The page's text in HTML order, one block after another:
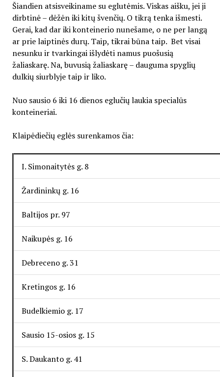
Šiandien atsisveikiname su eglutėmis. Viskas aišku, jei ji
dirbtinė – dėžėn iki kitų švenčių. O tikrą tenka išmesti.
Gerai, kad dar iki konteinerio nunešame, o ne per langą
ar prie laiptinės durų. Taip, tikrai būna taip. Bet visai
nesunku ir tvarkingai išlydėti namus puošusią
žaliaskarę. Na, buvusią žaliaskarę – dauguma spyglių
dulkių siurblyje taip ir liko.
Nuo sausio 6 iki 16 dienos eglučių laukia specialūs
konteineriai.
Klaipėdiečių eglės surenkamos čia:
I. Simonaitytės g. 8
Žardininkų g. 16
Baltijos pr. 97
Naikupės g. 16
Debreceno g. 31
Kretingos g. 16
Budelkiemio g. 17
Sausio 15-osios g. 15
S. Daukanto g. 41